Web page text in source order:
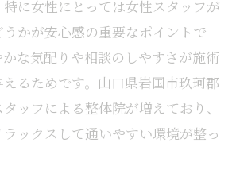
に女性にとっては女性スタッフが
かが安心感の重要なポイントで
な気配りや相談のしやすさが施術
るためです。山口県岩国市玖珂郡
ッフによる整体院が増えており、
ックスして通いやすい環境が整っ